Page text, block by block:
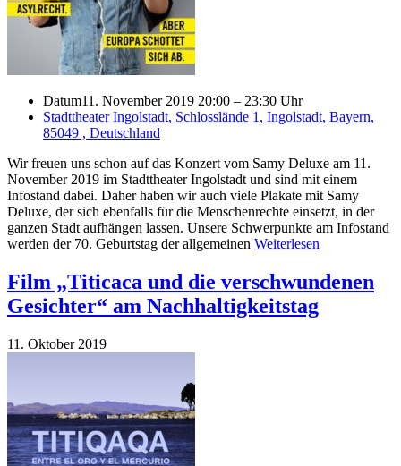
Datum11. November 2019 20:00 – 23:30 Uhr
Stadttheater Ingolstadt, Schlosslände 1, Ingolstadt, Bayern,
85049 , Deutschland
Wir freuen uns schon auf das Konzert vom Samy Deluxe am 11.
November 2019 im Stadttheater Ingolstadt und sind mit einem
Infostand dabei. Daher haben wir auch viele Plakate mit Samy
Deluxe, der sich ebenfalls für die Menschenrechte einsetzt, in der
ganzen Stadt aufhängen lassen. Unsere Schwerpunkte am Infostand
werden der 70. Geburtstag der allgemeinen Weiterlesen
Film „Titicaca und die verschwundenen
Gesichter“ am Nachhaltigkeitstag
11. Oktober 2019